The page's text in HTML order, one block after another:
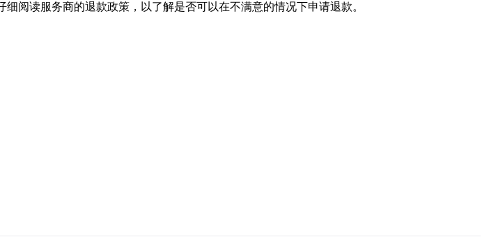
阅读服务商的退款政策，以了解是否可以在不满意的情况下申请退款。